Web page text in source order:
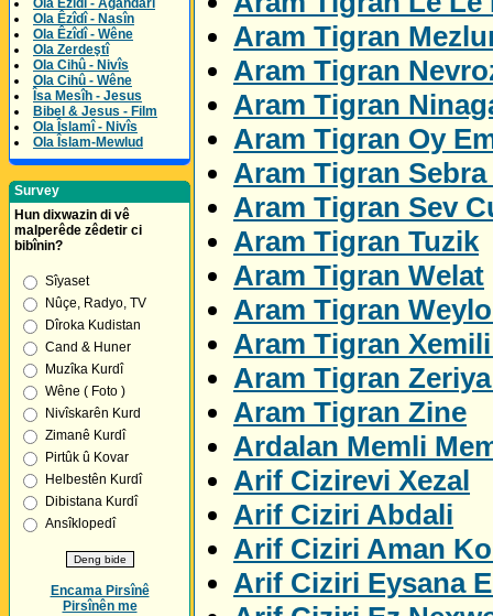
Ola Êzîdî - Agahdarî
Ola Êzîdî - Nasîn
Ola Êzîdî - Wêne
Ola Zerdeştî
Ola Cihû - Nivîs
Ola Cihû - Wêne
Îsa Mesîh - Jesus
Bibel & Jesus - Film
Ola Îslamî - Nivîs
Ola Îslam-Mewlud
Survey
Hun dixwazin di vê
malperêde zêdetir ci
bibînin?
Sîyaset
Nûçe, Radyo, TV
Dîroka Kudistan
Cand & Huner
Muzîka Kurdî
Wêne ( Foto )
Nivîskarên Kurd
Zimanê Kurdî
Pirtûk û Kovar
Helbestên Kurdî
Dibistana Kurdî
Ansîklopedî
Encama Pirsînê
Pirsînên me
Aram Tigran
Aram Tigran
Aram Tigran
Aram Tigran Oy
Aram Tigran
Aram Tigran Sev
Aram Tigran Tuzik
Aram Tigran Welat
Aram Tigran
Aram Tigran
Aram Tigran
Aram Tigran Zine
Ardalan Memli
Arif Cizirevi Xezal
Arif Ciziri Abdali
Arif Ciziri Aman
Arif Ciziri Eysana